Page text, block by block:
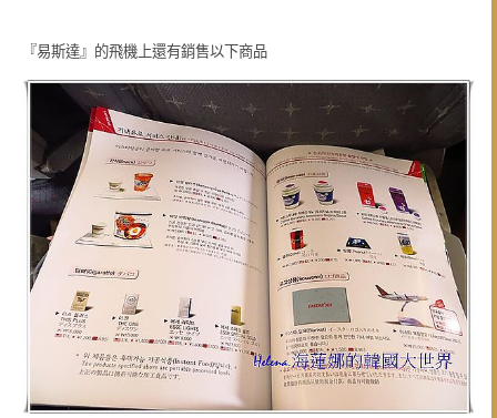
『易斯達』的飛機上還有銷售以下商品